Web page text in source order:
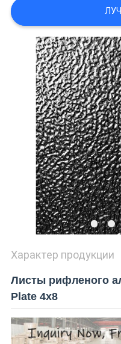
Характер продукции
Листы рифленого
Plate 4x8